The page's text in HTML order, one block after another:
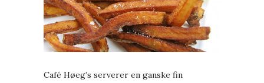
Café Høeg’s serverer en ganske fin